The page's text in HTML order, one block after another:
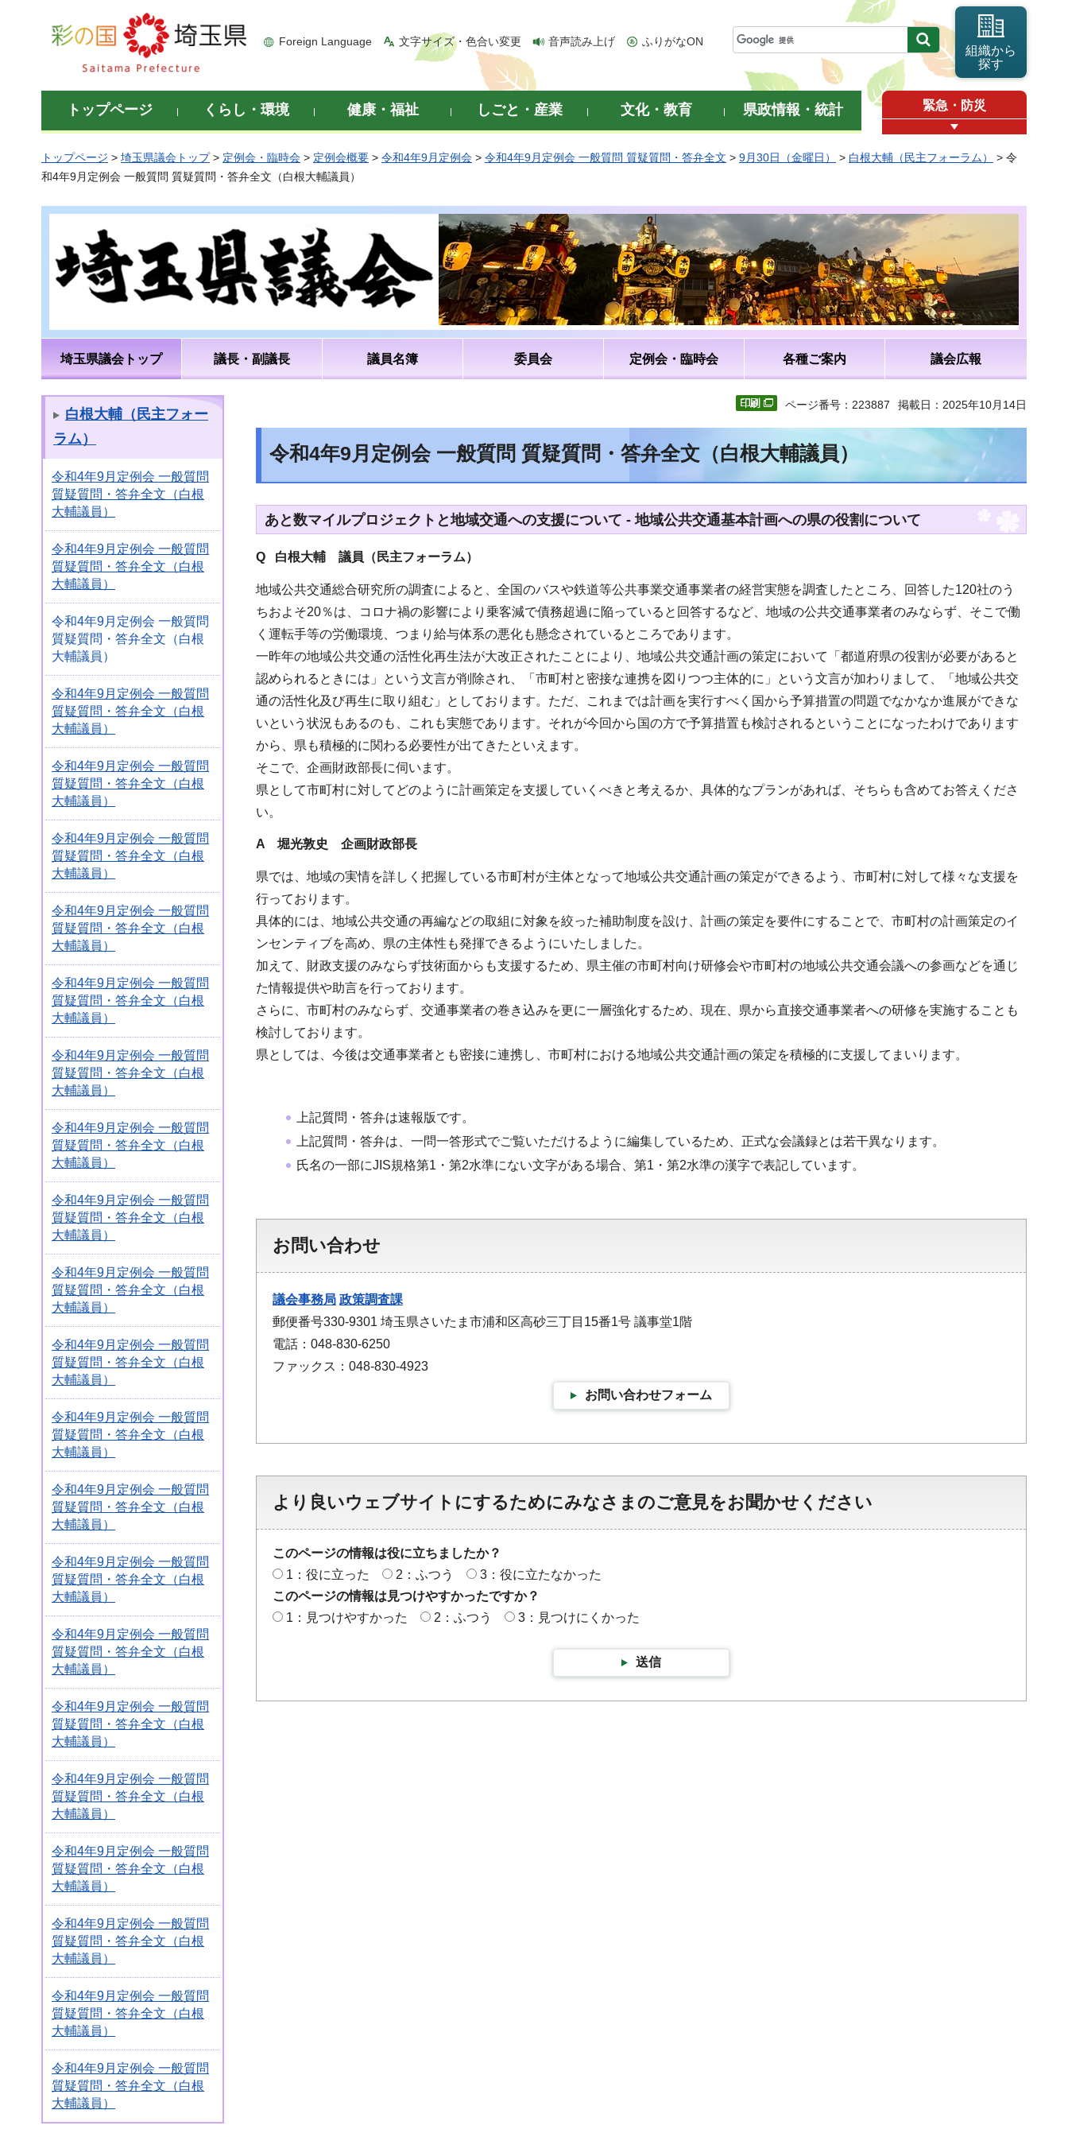
彩の国 埼玉県
Foreign Language 文字サイズ・色合い変更 音声読み上げ ふりがなON
組織から
探す
トップページ くらし・環境 健康・福祉 しごと・産業 文化・教育 県政情報・統計 緊急・防災
トップページ > 埼玉県議会トップ> 定例会・臨時会 > 定例会概要 > 令和4年9月定例会 > 令和4年9月定例会 一般質問 質疑質問・答弁全文 > 9月30日（金曜日） > 白根大輔（民主フォーラム）
> 令
和4年9月定例会 一般質問 質疑質問・答弁全文（白根大輔議員）
埼玉県議会トップ 議長・副議長 議員名簿 委員会 定例会・臨時会 各種ご案内 議会広報
白根大輔（民主フォー
ラム）
令和4年9月定例会 一般質問
質疑質問・答弁全文（白根
大輔議員）
令和4年9月定例会 一般質問
質疑質問・答弁全文（白根
大輔議員）
令和4年9月定例会 一般質問
質疑質問・答弁全文（白根
大輔議員）
令和4年9月定例会 一般質問
質疑質問・答弁全文（白根
大輔議員）
令和4年9月定例会 一般質問
質疑質問・答弁全文（白根
大輔議員）
令和4年9月定例会 一般質問
質疑質問・答弁全文（白根
大輔議員）
令和4年9月定例会 一般質問
質疑質問・答弁全文（白根
大輔議員）
令和4年9月定例会 一般質問
質疑質問・答弁全文（白根
大輔議員）
令和4年9月定例会 一般質問
質疑質問・答弁全文（白根
大輔議員）
令和4年9月定例会 一般質問
質疑質問・答弁全文（白根
大輔議員）
令和4年9月定例会 一般質問
質疑質問・答弁全文（白根
大輔議員）
令和4年9月定例会 一般質問
質疑質問・答弁全文（白根
大輔議員）
令和4年9月定例会 一般質問
質疑質問・答弁全文（白根
大輔議員）
令和4年9月定例会 一般質問
質疑質問・答弁全文（白根
大輔議員）
令和4年9月定例会 一般質問
質疑質問・答弁全文（白根
大輔議員）
令和4年9月定例会 一般質問
質疑質問・答弁全文（白根
大輔議員）
令和4年9月定例会 一般質問
質疑質問・答弁全文（白根
大輔議員）
令和4年9月定例会 一般質問
質疑質問・答弁全文（白根
大輔議員）
令和4年9月定例会 一般質問
質疑質問・答弁全文（白根
大輔議員）
令和4年9月定例会 一般質問
質疑質問・答弁全文（白根
大輔議員）
令和4年9月定例会 一般質問
質疑質問・答弁全文（白根
大輔議員）
令和4年9月定例会 一般質問
質疑質問・答弁全文（白根
大輔議員）
令和4年9月定例会 一般質問
質疑質問・答弁全文（白根
大輔議員）
ページ番号：223887 掲載日：2025年10月14日
令和4年9月定例会 一般質問 質疑質問・答弁全文（白根大輔議員）
あと数マイルプロジェクトと地域交通への支援について - 地域公共交通基本計画への県の役割について
Q 白根大輔 議員（民主フォーラム）
地域公共交通総合研究所の調査によると、全国のバスや鉄道等公共事業交通事業者の経営実態を調査したところ、回答した120社のう
ちおよそ20％は、コロナ禍の影響により乗客減で債務超過に陥っていると回答するなど、地域の公共交通事業者のみならず、そこで働
く運転手等の労働環境、つまり給与体系の悪化も懸念されているところであります。
一昨年の地域公共交通の活性化再生法が大改正されたことにより、地域公共交通計画の策定において「都道府県の役割が必要があると
認められるときには」という文言が削除され、「市町村と密接な連携を図りつつ主体的に」という文言が加わりまして、「地域公共交
通の活性化及び再生に取り組む」としております。ただ、これまでは計画を実行すべく国から予算措置の問題でなかなか進展ができな
いという状況もあるのも、これも実態であります。それが今回から国の方で予算措置も検討されるということになったわけであります
から、県も積極的に関わる必要性が出てきたといえます。
そこで、企画財政部長に伺います。
県として市町村に対してどのように計画策定を支援していくべきと考えるか、具体的なプランがあれば、そちらも含めてお答えくださ
い。
A 堀光敦史 企画財政部長
県では、地域の実情を詳しく把握している市町村が主体となって地域公共交通計画の策定ができるよう、市町村に対して様々な支援を
行っております。
具体的には、地域公共交通の再編などの取組に対象を絞った補助制度を設け、計画の策定を要件にすることで、市町村の計画策定のイ
ンセンティブを高め、県の主体性も発揮できるようにいたしました。
加えて、財政支援のみならず技術面からも支援するため、県主催の市町村向け研修会や市町村の地域公共交通会議への参画などを通じ
た情報提供や助言を行っております。
さらに、市町村のみならず、交通事業者の巻き込みを更に一層強化するため、現在、県から直接交通事業者への研修を実施することも
検討しております。
県としては、今後は交通事業者とも密接に連携し、市町村における地域公共交通計画の策定を積極的に支援してまいります。
上記質問・答弁は速報版です。
上記質問・答弁は、一問一答形式でご覧いただけるように編集しているため、正式な会議録とは若干異なります。
氏名の一部にJIS規格第1・第2水準にない文字がある場合、第1・第2水準の漢字で表記しています。
お問い合わせ
議会事務局 政策調査課
郵便番号330-9301 埼玉県さいたま市浦和区高砂三丁目15番1号 議事堂1階
電話：048-830-6250
ファックス：048-830-4923
お問い合わせフォーム
より良いウェブサイトにするためにみなさまのご意見をお聞かせください
このページの情報は役に立ちましたか？
1：役に立った
2：ふつう
3：役に立たなかった
このページの情報は見つけやすかったですか？
1：見つけやすかった
2：ふつう 3：見つけにくかった
送信